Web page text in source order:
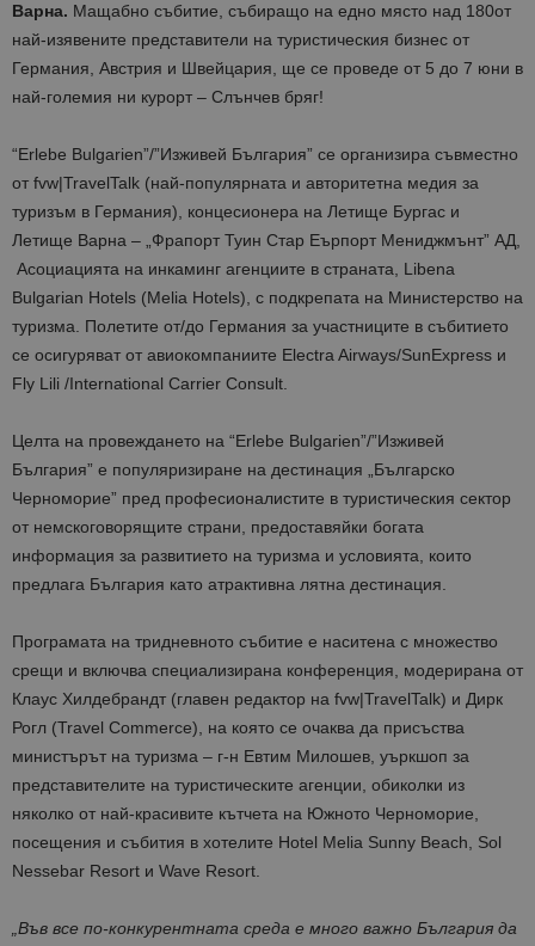
Варна. Мащабно събитие, събиращо на едно място над 180от
най-изявените представители на туристическия бизнес от
Германия, Австрия и Швейцария, ще се проведе от 5 до 7 юни в
най-големия ни курорт – Слънчев бряг!
“Erlebe Bulgarien”/”Изживей България” се организира съвместно
от fvw|TravelTalk (най-популярната и авторитетна медия за
туризъм в Германия), концесионера на Летище Бургас и
Летище Варна – „Фрапорт Туин Стар Еърпорт Мениджмънт” АД,
Асоциацията на инкаминг агенциите в страната, Libena
Bulgarian Hotels (Melia Hotels), с подкрепата на Министерство на
туризма. Полетите от/до Германия за участниците в събитието
се осигуряват от авиокомпаниите Electra Airways/SunExpress и
Fly Lili /International Carrier Consult.
Целта на провеждането на “Erlebe Bulgarien”/”Изживей
България” е популяризиране на дестинация „Българско
Черноморие” пред професионалистите в туристическия сектор
от немскоговорящите страни, предоставяйки богата
информация за развитието на туризма и условията, които
предлага България като атрактивна лятна дестинация.
Програмата на тридневното събитие е наситена с множество
срещи и включва специализирана конференция, модерирана от
Клаус Хилдебрандт (главен редактор на fvw|TravelTalk) и Дирк
Рогл (Travel Commerce), на която се очаква да присъства
министърът на туризма – г-н Евтим Милошев, уъркшоп за
представителите на туристическите агенции, обиколки из
няколко от най-красивите кътчета на Южното Черноморие,
посещения и събития в хотелите Hotel Melia Sunny Beach, Sol
Nessebar Resort и Wave Resort.
„Във все по-конкурентната среда е много важно България да